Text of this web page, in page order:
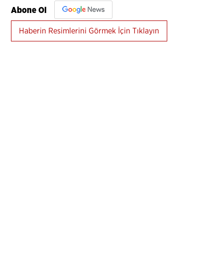
Abone Ol
Haberin Resimlerini Görmek İçin Tıklayın